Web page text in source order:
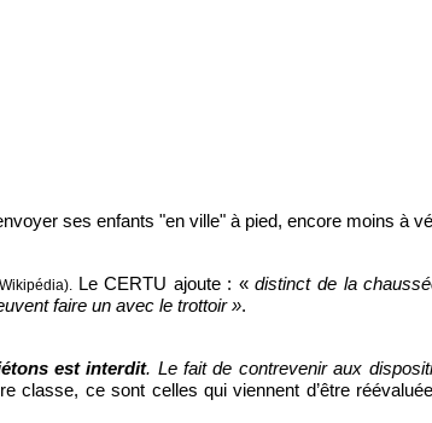
ses enfants "en ville" à pied, encore moins à
Le CERTU ajoute : « distinct de la
faire un avec le trottoir ».
est interdit. Le fait de contrevenir aux
classe, ce sont celles qui viennent d’être